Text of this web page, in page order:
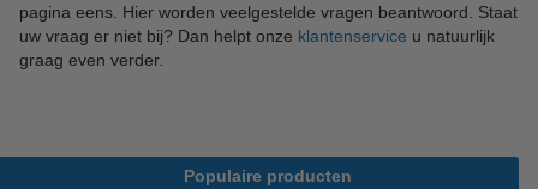
pagina eens. Hier worden veelgestelde vragen beantwoord. Staat
uw vraag er niet bij? Dan helpt onze klantenservice u natuurlijk
graag even verder.
Populaire producten